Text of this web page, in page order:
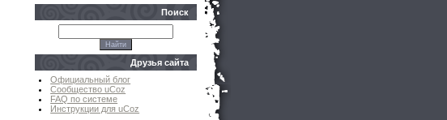
Поиск
Друзья сайта
Официальный блог
Сообщество uCoz
FAQ по системе
Инструкции для uCoz